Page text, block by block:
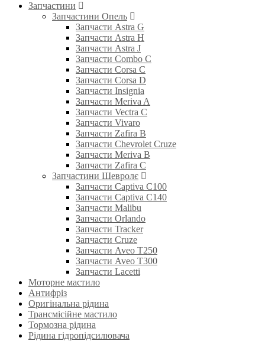
Запчастини
Запчастини Опель
Запчасти Astra G
Запчасти Astra H
Запчасти Astra J
Запчасти Combo C
Запчасти Corsa C
Запчасти Corsa D
Запчасти Insignia
Запчасти Meriva A
Запчасти Vectra C
Запчасти Vivaro
Запчасти Zafira B
Запчасти Chevrolet Cruze
Запчасти Meriva B
Запчасти Zafira C
Запчастини Шевролє
Запчасти Captiva C100
Запчасти Captiva C140
Запчасти Malibu
Запчасти Orlando
Запчасти Tracker
Запчасти Cruze
Запчасти Aveo T250
Запчасти Aveo T300
Запчасти Lacetti
Моторне мастило
Антифріз
Оригінальна рідина
Трансмісійне мастило
Тормозна рідина
Рідина гідропідсилювача